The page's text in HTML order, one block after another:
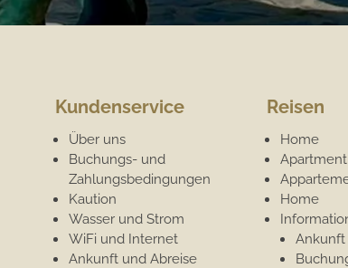
Kundenservice
Über uns
Buchungs- und
Zahlungsbedingungen
Kaution
Wasser und Strom
WiFi und Internet
Ankunft und Abreise
Reisen
Home
Apartment
Home
Ankunft